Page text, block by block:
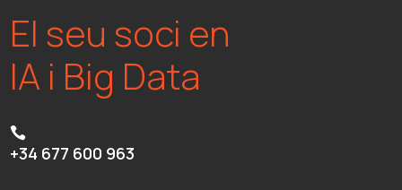
El seu soci en
IA i Big Data

+34 677 600 963